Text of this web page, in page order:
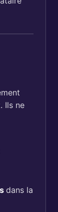
Ils ne
dans la